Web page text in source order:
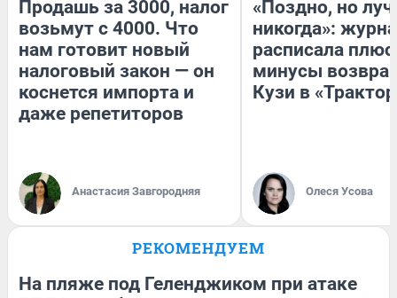
Продашь за 3000, налог
возьмут с 4000. Что
нам готовит новый
налоговый закон — он
коснется импорта и
даже репетиторов
Анастасия Завгородняя
«Поздно, но
никогда»:
расписала
минусы
Кузи в
Олеся Усова
РЕКОМЕНДУЕМ
На пляже под Геленджиком при атаке